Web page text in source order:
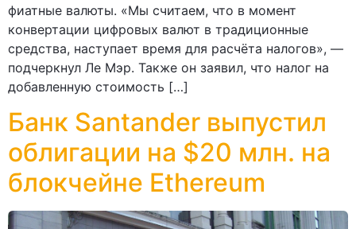
фиатные валюты. «Мы считаем, что в момент
конвертации цифровых валют в традиционные
средства, наступает время для расчёта налогов», —
подчеркнул Ле Мэр. Также он заявил, что налог на
добавленную стоимость […]
Банк Santander выпустил
облигации на $20 млн. на
блокчейне Ethereum